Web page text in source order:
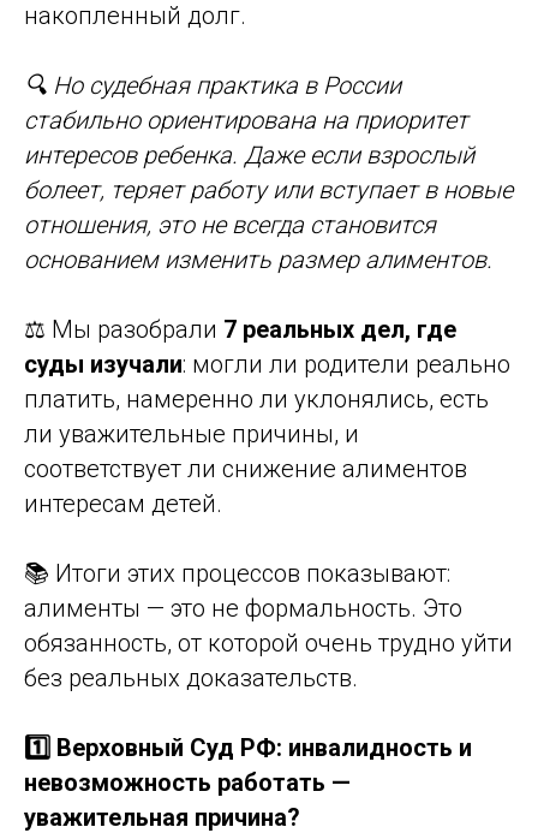
накопленный долг.
🔍 Но судебная практика в России
стабильно ориентирована на приоритет
интересов ребенка. Даже если взрослый
болеет, теряет работу или вступает в новые
отношения, это не всегда становится
основанием изменить размер алиментов.
⚖️ Мы разобрали 7 реальных дел, где
суды изучали: могли ли родители реально
платить, намеренно ли уклонялись, есть
ли уважительные причины, и
соответствует ли снижение алиментов
интересам детей.
📚 Итоги этих процессов показывают:
алименты — это не формальность. Это
обязанность, от которой очень трудно уйти
без реальных доказательств.
1️⃣ Верховный Суд РФ: инвалидность и
невозможность работать —
уважительная причина?